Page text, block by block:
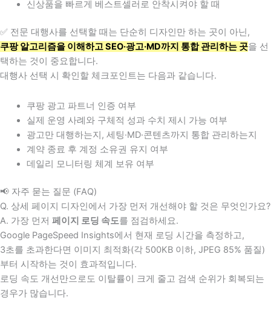
신상품을 빠르게 베스트셀러로 안착시켜야 할 때
✅ 전문 대행사를 선택할 때는 단순히 디자인만 하는 곳이 아닌,
쿠팡 알고리즘을 이해하고 SEO·광고·MD까지 통합 관리하는 곳을 선
택하는 것이 중요합니다.
대행사 선택 시 확인할 체크포인트는 다음과 같습니다.
쿠팡 광고 파트너 인증 여부
실제 운영 사례와 구체적 성과 수치 제시 가능 여부
광고만 대행하는지, 세팅·MD·콘텐츠까지 통합 관리하는지
계약 종료 후 계정 소유권 유지 여부
데일리 모니터링 체계 보유 여부
📢 자주 묻는 질문 (FAQ)
Q. 상세 페이지 디자인에서 가장 먼저 개선해야 할 것은 무엇인가요?
A. 가장 먼저 페이지 로딩 속도를 점검하세요.
Google PageSpeed Insights에서 현재 로딩 시간을 측정하고,
3초를 초과한다면 이미지 최적화(각 500KB 이하, JPEG 85% 품질)
부터 시작하는 것이 효과적입니다.
로딩 속도 개선만으로도 이탈률이 크게 줄고 검색 순위가 회복되는
경우가 많습니다.